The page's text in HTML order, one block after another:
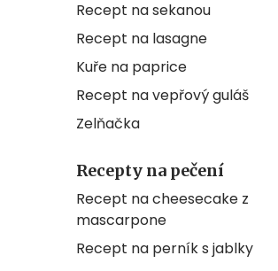
Recept na sekanou
Recept na lasagne
Kuře na paprice
Recept na vepřový guláš
Zelňačka
Recepty na pečení
Recept na cheesecake z
mascarpone
Recept na perník s jablky